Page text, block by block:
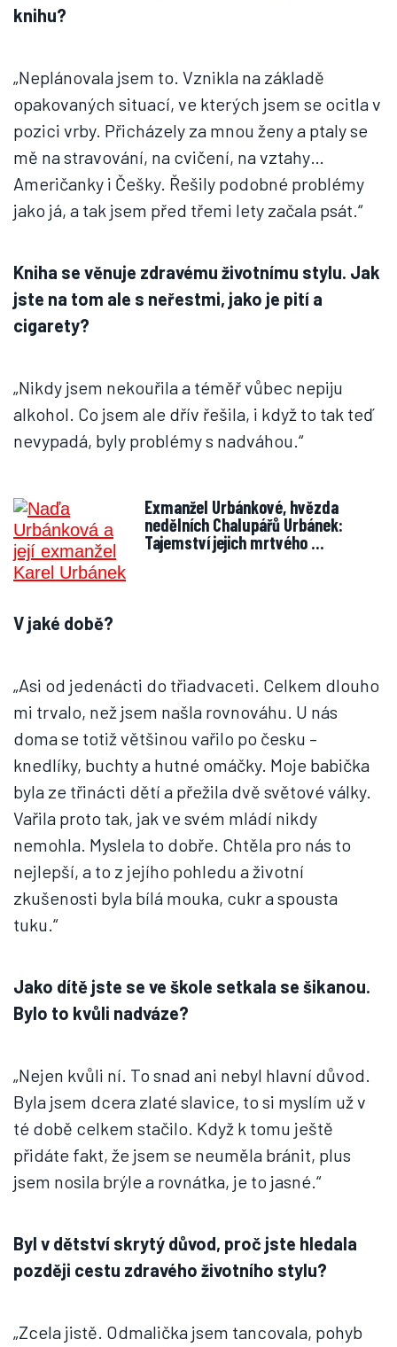
knihu?
„Neplánovala jsem to. Vznikla na základě
opakovaných situací, ve kterých jsem se ocitla v
pozici vrby. Přicházely za mnou ženy a ptaly se
mě na stravování, na cvičení, na vztahy…
Američanky i Češky. Řešily podobné problémy
jako já, a tak jsem před třemi lety začala psát.“
Kniha se věnuje zdravému životnímu stylu. Jak
jste na tom ale s neřestmi, jako je pití a
cigarety?
„Nikdy jsem nekouřila a téměř vůbec nepiju
alkohol. Co jsem ale dřív řešila, i když to tak teď
nevypadá, byly problémy s nadváhou.“
Exmanžel Urbánkové, hvězda
nedělních Chalupářů Urbánek:
Tajemství jejich mrtvého …
V jaké době?
„Asi od jedenácti do třiadvaceti. Celkem dlouho
mi trvalo, než jsem našla rovnováhu. U nás
doma se totiž většinou vařilo po česku –
knedlíky, buchty a hutné omáčky. Moje babička
byla ze třinácti dětí a přežila dvě světové války.
Vařila proto tak, jak ve svém mládí nikdy
nemohla. Myslela to dobře. Chtěla pro nás to
nejlepší, a to z jejího pohledu a životní
zkušenosti byla bílá mouka, cukr a spousta
tuku.“
Jako dítě jste se ve škole setkala se šikanou.
Bylo to kvůli nadváze?
„Nejen kvůli ní. To snad ani nebyl hlavní důvod.
Byla jsem dcera zlaté slavice, to si myslím už v
té době celkem stačilo. Když k tomu ještě
přidáte fakt, že jsem se neuměla bránit, plus
jsem nosila brýle a rovnátka, je to jasné.“
Byl v dětství skrytý důvod, proč jste hledala
později cestu zdravého životního stylu?
„Zcela jistě. Odmalička jsem tancovala, pohyb